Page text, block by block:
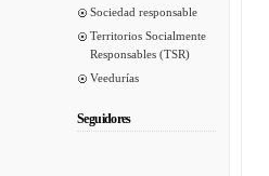
Sociedad responsable
Territorios Socialmente
Responsables (TSR)
Veedurías
Seguidores